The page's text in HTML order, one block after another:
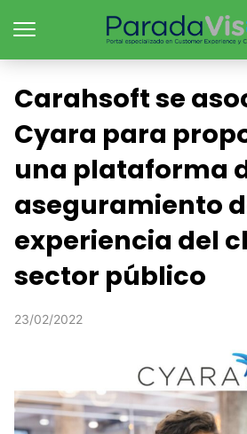
Carahsoft se
Cyara para
una plataforma
aseguramiento
experiencia del
sector público
23/02/2022